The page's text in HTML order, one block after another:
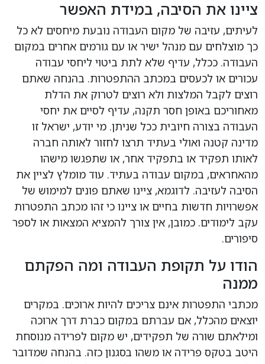
ציינו את הסיבה, במידת האפשר
לעיתים, עזיבה של מקום העבודה נובעת מיחסים לא כל
כך מוצלחים עם מנהל ישיר או עם גורמים אחרים במקום
העבודה. ככלל, עדיף שלא לתת ביטוי ליחסי עבודה
עכורים או לכעסים במכתב ההתפטרות. בהנחה שאתם
רוצים לקבל המלצות ולא רוצים לטרוק את הדלת
מאחוריכם באופן חסר תקנה, עדיף לסיים את יחסי
העבודה בצורה חיובית ככל שניתן. מי יודע, ישראל זו
מדינה קטנה ואולי בעתיד תרצו לחזור לאותה חברה
לאותו תפקיד או בתפקיד אחר, או שתפגשו מישהו
מהאחראים, במקום עבודה בעתיד. עוד מומלץ לציין את
הסיבה לעזיבה. לדוגמא, ציינו שאתם פונים למימוש של
אפשרויות חדשות בחיים או ציינו כי זהו מכתב התפטרות
עקב לימודים. כמובן, אין צורך להמציא המצאות או לספר
סיפורים.
הודו על תקופת העבודה ומה הפקתם
ממנה
מכתבי התפטרות אינם צריכים להיות ארוכים. במקרים
יוצאים מהכלל, אם עברתם במקום כברת דרך ארוכה
ומילאתם שורה של תפקידים, יש מקום לפרידה מנוסחת
היטב בטקס פרידה או משהו בסגנון כזה. בהנחה שמדובר